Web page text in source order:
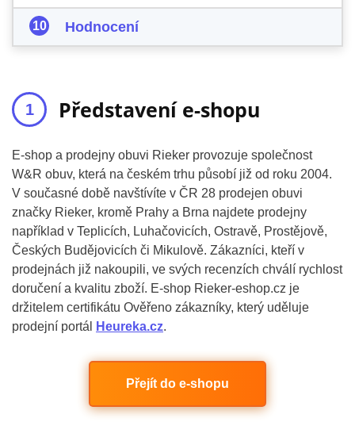
Hodnocení
Představení e-shopu
E-shop a prodejny obuvi Rieker provozuje společnost
W&R obuv, která na českém trhu působí již od roku 2004.
V současné době navštívíte v ČR 28 prodejen obuvi
značky Rieker, kromě Prahy a Brna najdete prodejny
například v Teplicích, Luhačovicích, Ostravě, Prostějově,
Českých Budějovicích či Mikulově. Zákazníci, kteří v
prodejnách již nakoupili, ve svých recenzích chválí rychlost
doručení a kvalitu zboží. E-shop Rieker-eshop.cz je
držitelem certifikátu Ověřeno zákazníky, který uděluje
prodejní portál
Heureka.cz.
Přejít do e-shopu